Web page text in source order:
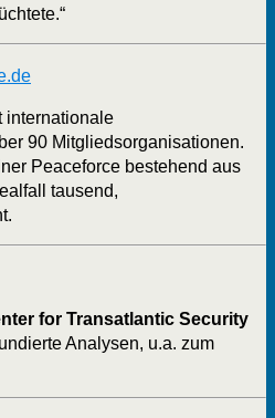
internationale
90 Mitgliedsorganisationen.
Peaceforce bestehend aus
tausend,
for Transatlantic Security
Analysen, u.a. zum